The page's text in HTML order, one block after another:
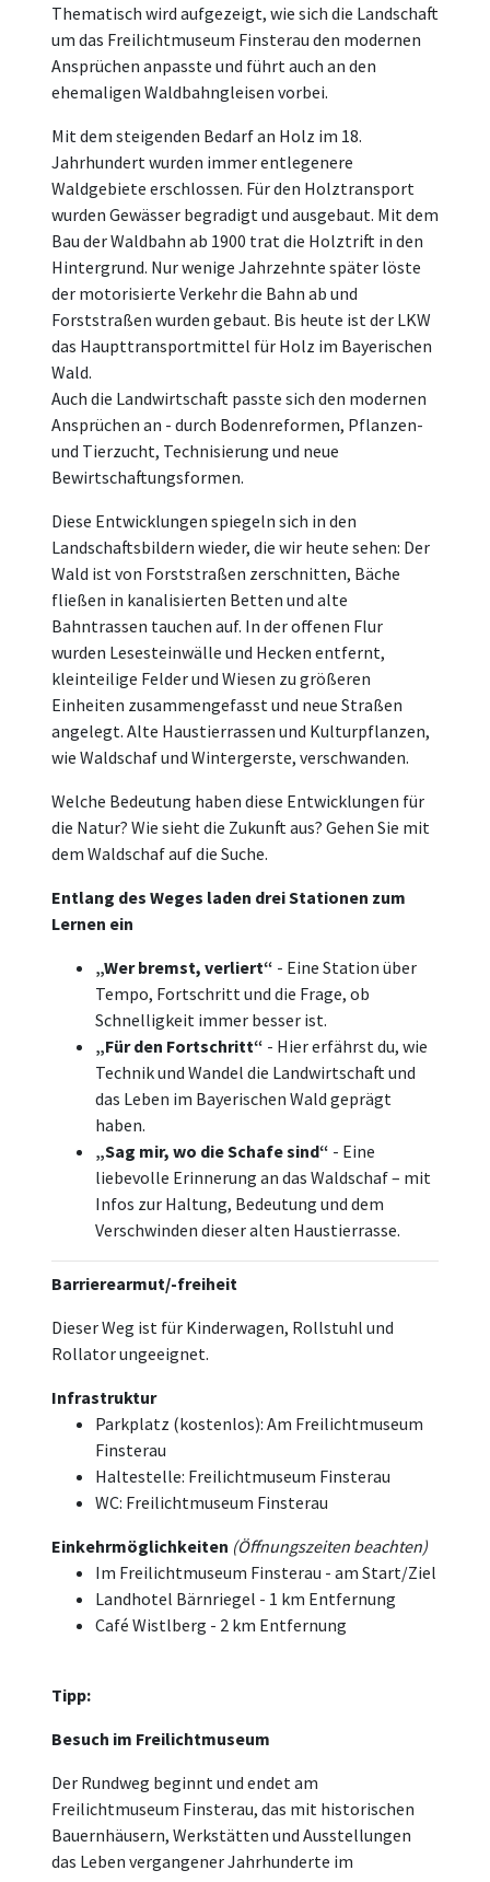
Thematisch wird aufgezeigt, wie sich die Landschaft
um das Freilichtmuseum Finsterau den modernen
Ansprüchen anpasste und führt auch an den
ehemaligen Waldbahngleisen vorbei.
Mit dem steigenden Bedarf an Holz im 18.
Jahrhundert wurden immer entlegenere
Waldgebiete erschlossen. Für den Holztransport
wurden Gewässer begradigt und ausgebaut. Mit dem
Bau der Waldbahn ab 1900 trat die Holztrift in den
Hintergrund. Nur wenige Jahrzehnte später löste
der motorisierte Verkehr die Bahn ab und
Forststraßen wurden gebaut. Bis heute ist der LKW
das Haupttransportmittel für Holz im Bayerischen
Wald.
Auch die Landwirtschaft passte sich den modernen
Ansprüchen an - durch Bodenreformen, Pflanzen-
und Tierzucht, Technisierung und neue
Bewirtschaftungsformen.
Diese Entwicklungen spiegeln sich in den
Landschaftsbildern wieder, die wir heute sehen: Der
Wald ist von Forststraßen zerschnitten, Bäche
fließen in kanalisierten Betten und alte
Bahntrassen tauchen auf. In der offenen Flur
wurden Lesesteinwälle und Hecken entfernt,
kleinteilige Felder und Wiesen zu größeren
Einheiten zusammengefasst und neue Straßen
angelegt. Alte Haustierrassen und Kulturpflanzen,
wie Waldschaf und Wintergerste, verschwanden.
Welche Bedeutung haben diese Entwicklungen für
die Natur? Wie sieht die Zukunft aus? Gehen Sie mit
dem Waldschaf auf die Suche.
Entlang des Weges laden drei Stationen zum
Lernen ein
„Wer bremst, verliert“ - Eine Station über
Tempo, Fortschritt und die Frage, ob
Schnelligkeit immer besser ist.
„Für den Fortschritt“ - Hier erfährst du, wie
Technik und Wandel die Landwirtschaft und
das Leben im Bayerischen Wald geprägt
haben.
„Sag mir, wo die Schafe sind“ - Eine
liebevolle Erinnerung an das Waldschaf – mit
Infos zur Haltung, Bedeutung und dem
Verschwinden dieser alten Haustierrasse.
Barrierearmut/-freiheit
Dieser Weg ist für Kinderwagen, Rollstuhl und
Rollator ungeeignet.
Infrastruktur
Parkplatz (kostenlos): Am Freilichtmuseum
Finsterau
Haltestelle: Freilichtmuseum Finsterau
WC: Freilichtmuseum Finsterau
Einkehrmöglichkeiten (Öffnungszeiten beachten)
Im Freilichtmuseum Finsterau - am Start/Ziel
Landhotel Bärnriegel - 1 km Entfernung
Café Wistlberg - 2 km Entfernung
Tipp:
Besuch im Freilichtmuseum
Der Rundweg beginnt und endet am
Freilichtmuseum Finsterau, das mit historischen
Bauernhäusern, Werkstätten und Ausstellungen
das Leben vergangener Jahrhunderte im